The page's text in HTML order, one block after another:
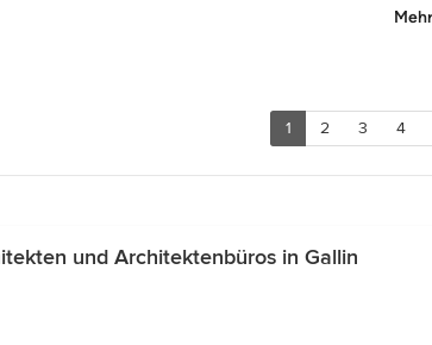
Mehr
1 2 3 4
und Architektenbüros in Gallin